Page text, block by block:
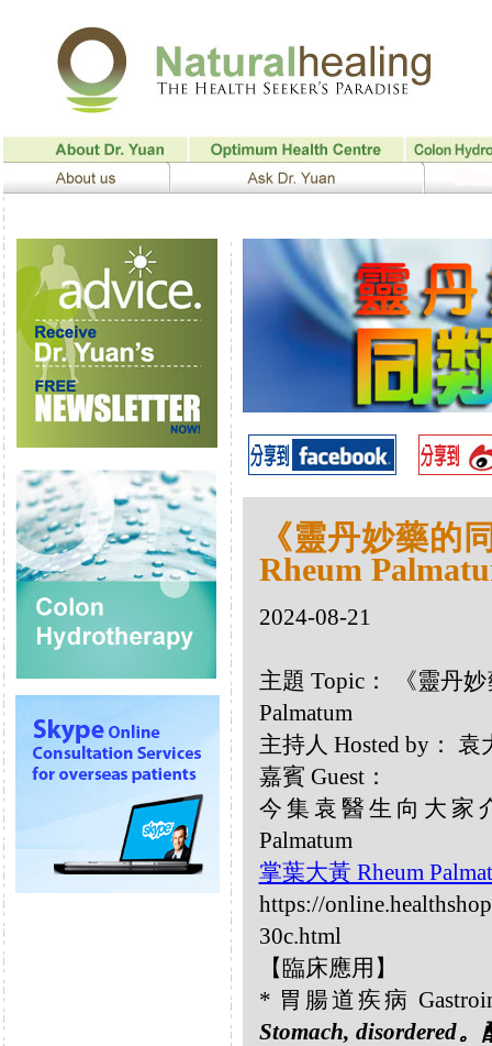
《靈丹妙藥的
Rheum
2024-08-21
主題 Topic： 《靈丹
Palmatum
主持人 Hosted by：
嘉賓 Guest：
今集袁醫生向大家
Palmatum
掌葉大黃 Rheum
https://
30c.html
【臨床應用】
* 胃腸道疾病
Stomach, disordered